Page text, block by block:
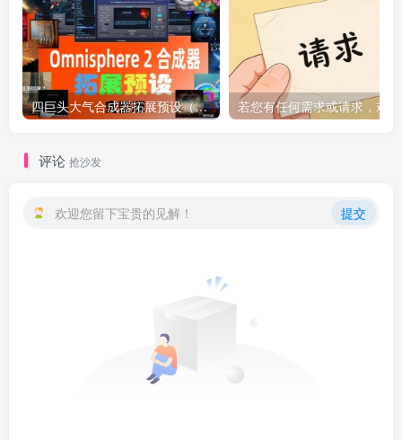
四巨头大气合成器拓展预设（全家桶）Spectrasonics for Omnisphere 2（Synth Presets）（Omnisphere2 扩展）（包含Bob Moog Tribute Library Sonic Extensions Nylon Sky Seismic Shock Unclean Machine Undercurreent @80.ymar – Xenon Audiority Darkscapes Aberration Mach I BADLANDS Beautiful Void Audio Autumn Choirs Fragments Tapes From The Attic Time Dilation Chronicles from the Stars CineTrance_Movements Dark Energy Equilibrium 2 Essential Genesis Elements – Dystopian Rains Heartwood Soundware Hardwired Human Voices Redux Luftrum 3 2024 Ambient 3 LUFTRUM EXPANSE 3 Mistral Unizion Music_MISTRAL INTENSITY Omnisphere Psytrance Presets 2 Zenhiser Plughugger Atmospheric Guitar Plughugger Voices of Eclipse PlugInGuru Beautifully Broken PlugInGuru MegaMagic Dreams Prospective Radiant Shadows Sonic Atoms Baltic Shimmers Sonic Underworld Pandorum SPLASH Stingray Instruments Majesty SE Retropolis String Audio Darkless Infrared Lightless Unhuman StudioPlug Lucid Parasite Popstyle Power Uzi Wrld Vision (Omnisphere Bank) The Very Loud Indeed Co Omnisphere Grafos Irazu Tom Wolfe’s Atomos Lunnen Tom Wolfe s Oblivion Tom Wolfes Solus Triple Spiral Audio Evolution Extinction Extended Extinction Foundations Journeys 2 Extended Reveries Rust Extended Singularity Springendal Tonewood Extended Winter Solstice Zembla TWS – Majestica Vol 1 TWS – Vinyl TWS Polar Ice X Vangelis for Omnisphere Vicious Antelope 12 Gods Aphrodite Apollo Ares Artemis Athena Demeter Hephaestus Hera Hermes Hestia Poseidon Zeus Xcess for All Dream Keys Xcess for All Magical Garden）
评论 抢沙发
欢迎您留下宝贵的见解！ 提交